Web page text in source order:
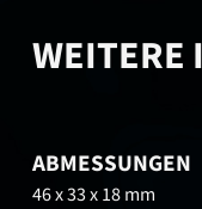
WEITERE
ABMESSUNGEN
46 x 33 x 18 mm